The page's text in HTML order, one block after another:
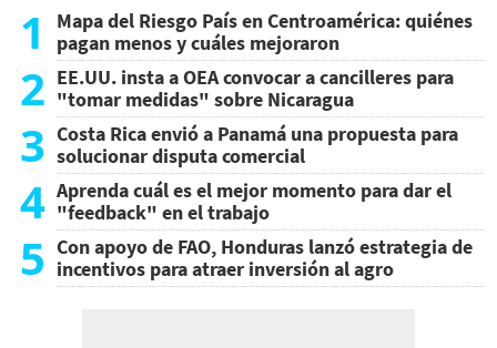
1
Mapa del Riesgo País en Centroamérica: quiénes
pagan menos y cuáles mejoraron
2 EE.UU. insta a OEA convocar a cancilleres para
"tomar medidas" sobre Nicaragua
3 Costa Rica envió a Panamá una propuesta para
solucionar disputa comercial
4 Aprenda cuál es el mejor momento para dar el
"feedback" en el trabajo
5 Con apoyo de FAO, Honduras lanzó estrategia de
incentivos para atraer inversión al agro